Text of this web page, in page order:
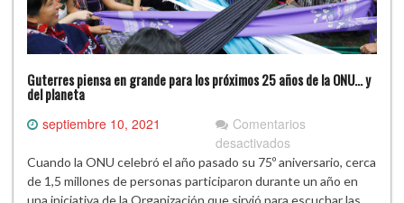
Guterres piensa en grande para los próximos 25 años de la ONU… y
del planeta
septiembre 10, 2021
Comentarios
desactivadosen
Guterres
piensa
en
Cuando la ONU celebró el año pasado su 75º aniversario, cerca
de 1,5 millones de personas participaron durante un año en
una iniciativa de la Organización que sirvió para escuchar las